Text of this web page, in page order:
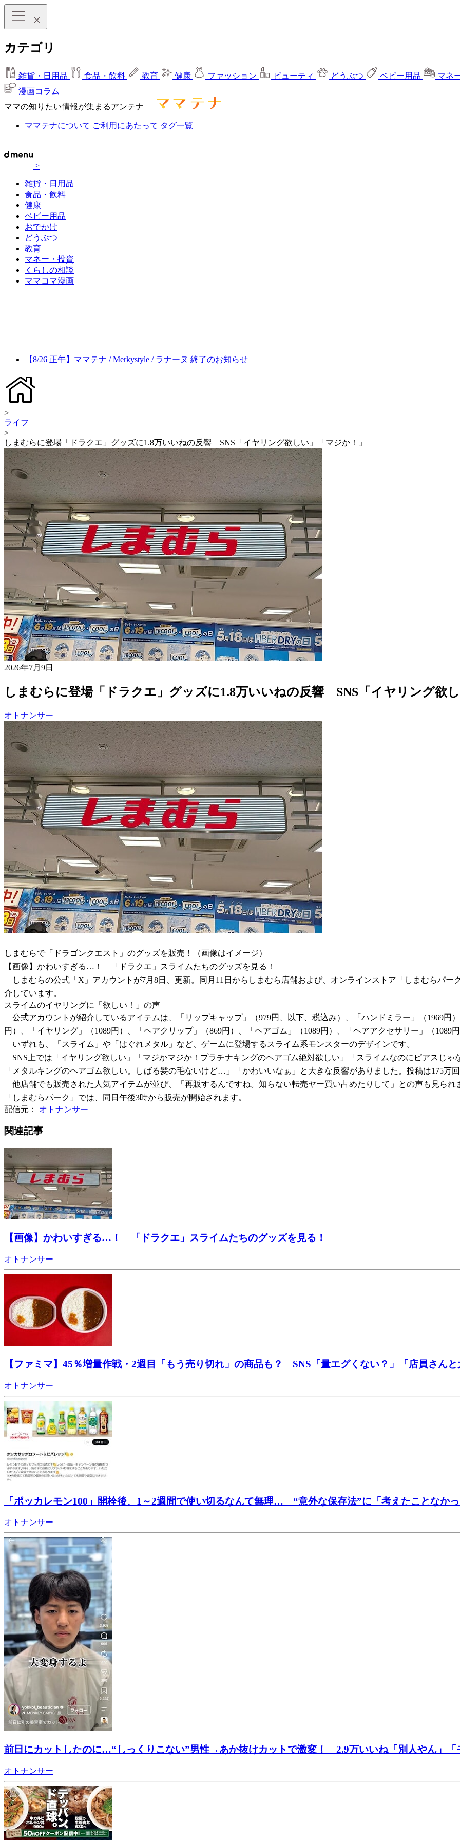
カテゴリ
雑貨・日用品 食品・飲料 教育 健康 ファッション ビューティ どうぶつ ベビー用品
マネ
漫画コラム
ママの知りたい情報が集まるアンテナ
ママテナについて ご利用にあたって タグ一覧
>
雑貨・日用品
食品・飲料
健康
ベビー用品
おでかけ
どうぶつ
教育
マネー・投資
くらしの相談
ママコマ漫画
【8/26 正午】ママテナ / Merkystyle / ラナーヌ 終了のお知らせ
>
ライフ
>
しまむらに登場「ドラクエ」グッズに1.8万いいねの反響 SNS「イヤリング欲しい」「マジか！」
2026年7月9日
しまむらに登場「ドラクエ」グッズに1.8万いいねの反響 SNS「イヤリング欲
オトナンサー
しまむらで「ドラゴンクエスト」のグッズを販売！（画像はイメージ）
【画像】かわいすぎる…！ 「ドラクエ」スライムたちのグッズを見る！
しまむらの公式「X」アカウントが7月8日、更新。同月11日からしまむら店舗および、オンラインストア「しまむらパー
介しています。
スライムのイヤリングに「欲しい！」の声
公式アカウントが紹介しているアイテムは、「リップキャップ」（979円、以下、税込み）、「ハンドミラー」（1969円
円）、「イヤリング」（1089円）、「ヘアクリップ」（869円）、「ヘアゴム」（1089円）、「ヘアアクセサリー」（1089
いずれも、「スライム」や「はぐれメタル」など、ゲームに登場するスライム系モンスターのデザインです。
SNS上では「イヤリング欲しい」「マジかマジか！プラチナキングのヘアゴム絶対欲しい」「スライムなのにピアスじ
「メタルキングのヘアゴム欲しい。しばる髪の毛ないけど…」「かわいいなぁ」と大きな反響がありました。投稿は175万
他店舗でも販売された人気アイテムが並び、「再販するんですね。知らない転売ヤー買い占めたりして」との声も見られ
「しまむらパーク」では、同日午後3時から販売が開始されます。
配信元： オトナンサー
関連記事
【画像】かわいすぎる…！ 「ドラクエ」スライムたちのグッズを見る！
オトナンサー
【ファミマ】45％増量作戦・2週目「もう売り切れ」の商品も？ SNS「量エグくない？」「店員さん
オトナンサー
「ポッカレモン100」開栓後、1～2週間で使い切るなんて無理… “意外な保存法”に「考えたことなか
オトナンサー
前日にカットしたのに…“しっくりこない”男性→あか抜けカットで激変！ 2.9万いいね「別人やん」「
オトナンサー